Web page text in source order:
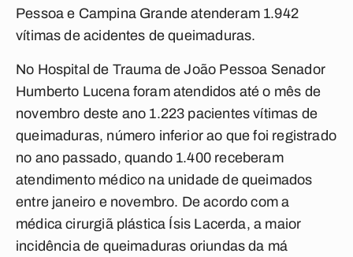
Pessoa e Campina Grande atenderam 1.942
vítimas de acidentes de queimaduras.
No Hospital de Trauma de João Pessoa Senador
Humberto Lucena foram atendidos até o mês de
novembro deste ano 1.223 pacientes vítimas de
queimaduras, número inferior ao que foi registrado
no ano passado, quando 1.400 receberam
atendimento médico na unidade de queimados
entre janeiro e novembro. De acordo com a
médica cirurgiã plástica Ísis Lacerda, a maior
incidência de queimaduras oriundas da má